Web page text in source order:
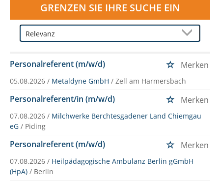
GRENZEN SIE IHRE SUCHE EIN
Personalreferent (m/w/d) Merken
05.08.2026 / Metaldyne GmbH / Zell am Harmersbach
Personalreferent/in (m/w/d) Merken
07.08.2026 / Milchwerke Berchtesgadener Land Chiemgau
eG / Piding
Personalreferent (m/w/d) Merken
07.08.2026 / Heilpädagogische Ambulanz Berlin gGmbH
(HpA) / Berlin